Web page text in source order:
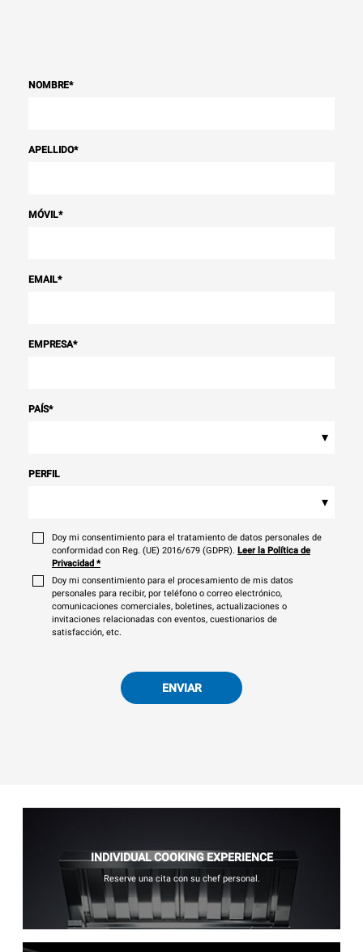
NOMBRE*
APELLIDO*
MÓVIL*
EMAIL*
EMPRESA*
PAÍS*
▾
PERFIL
▾
Doy mi consentimiento para el tratamiento de datos personales de
conformidad con Reg. (UE) 2016/679 (GDPR). Leer la Política de
Privacidad *
Doy mi consentimiento para el procesamiento de mis datos
personales para recibir, por teléfono o correo electrónico,
comunicaciones comerciales, boletines, actualizaciones o
invitaciones relacionadas con eventos, cuestionarios de
satisfacción, etc.
ENVIAR
INDIVIDUAL COOKING EXPERIENCE
Reserve una cita con su chef personal.